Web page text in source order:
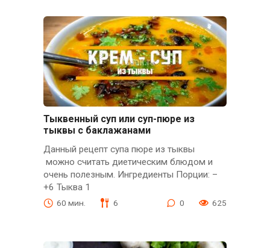
Тыквенный суп или суп-пюре из
тыквы с баклажанами
Данный рецепт супа пюре из тыквы
можно считать диетическим блюдом и
очень полезным. Ингредиенты Порции: –
+6 Тыква 1
60 мин. 6 0 625